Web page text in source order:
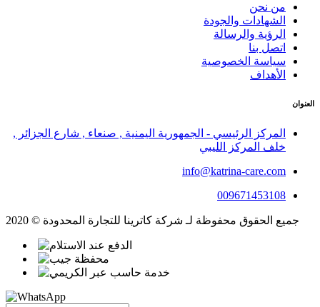
من نحن
الشهادات والجودة
الرؤية والرسالة
اتصل بنا
سياسة الخصوصية
الأهداف
العنوان
المركز الرئيسي - الجمهورية اليمنية , صنعاء , شارع الجزائر ,
خلف المركز الليبي
info@katrina-care.com
009671453108
جميع الحقوق محفوظة لـ شركة كاترينا للتجارة المحدودة © 2020